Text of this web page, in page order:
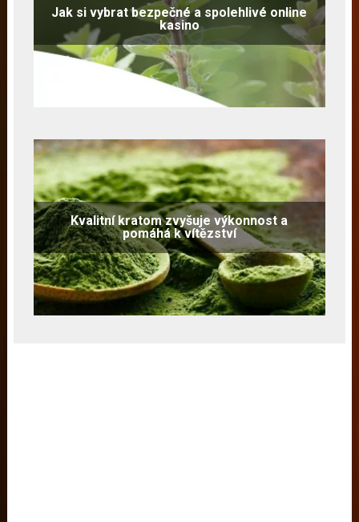
Jak si vybrat bezpečné a spolehlivé online
kasino
Kvalitní kratom zvyšuje výkonnost a
pomáhá k vítězství